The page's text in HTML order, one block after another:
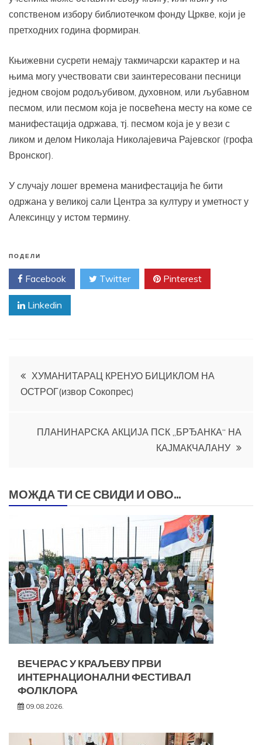
сопственом избору библиотечком фонду Цркве, који је
претходних година формиран.
Књижевни сусрети немају такмичарски карактер и на
њима могу учествовати сви заинтересовани песници
једном својом родољубивом, духовном, или љубавном
песмом, или песмом која је посвећена месту на коме се
манифестација одржава, тј. песмом која је у вези с
ликом и делом Николаја Николајевича Рајевског (грофа
Вронског).
У случају лошег времена манифестација ће бити
одржана у великој сали Центра за културу и уметност у
Алексинцу у истом термину.
ПОДЕЛИ
Facebook Twitter Pinterest
Linkedin
Кретање
чланка
ХУМАНИТАРАЦ КРЕНУО БИЦИКЛОМ НА
ОСТРОГ(извор Сокопрес)
ПЛАНИНАРСКА АКЦИЈА ПСК „БРЂАНКА“ НА
КАЈМАКЧАЛАНУ
МОЖДА ТИ СЕ СВИДИ И ОВО...
ВЕЧЕРАС У КРАЉЕВУ ПРВИ
ИНТЕРНАЦИОНАЛНИ ФЕСТИВАЛ
ФОЛКЛОРА
09.08.2026.